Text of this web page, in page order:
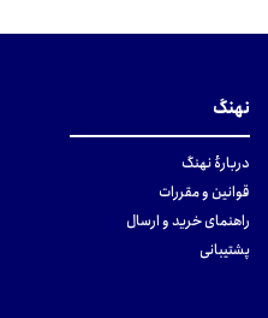
نهنگ
دربارهٔ نهنگ
قوانین و مقررات
راهنمای خرید و ارسال
پشتیبانی